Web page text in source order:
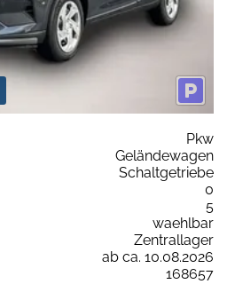
Pkw
Geländewagen
Schaltgetriebe
0
5
waehlbar
Zentrallager
ab ca. 10.08.2026
168657